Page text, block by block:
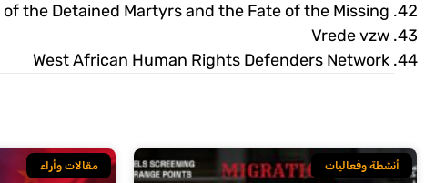
the Detained Martyrs and the Fate of the Missing
Vrede vzw
West African Human Rights Defenders Network
أنشطة وفعاليات مقالات وأراء